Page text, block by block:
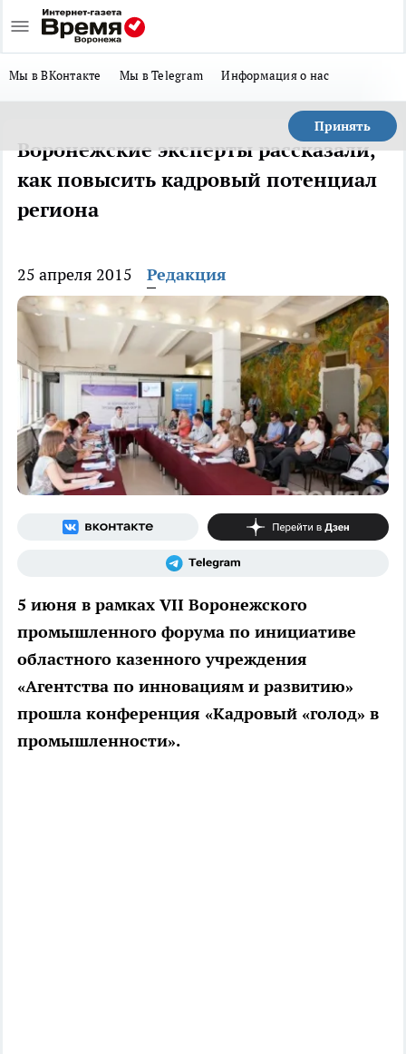
Мы в ВКонтакте Мы в Telegram Информация о нас
Принять
Воронежские эксперты рассказали,
как повысить кадровый потенциал
региона
25 апреля 2015 Редакция
5 июня в рамках VII Воронежского
промышленного форума по инициативе
областного казенного учреждения
«Агентства по инновациям и развитию»
прошла конференция «Кадровый «голод» в
промышленности».